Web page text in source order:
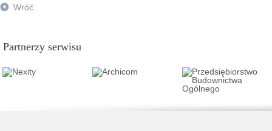
Wróć
Partnerzy serwisu